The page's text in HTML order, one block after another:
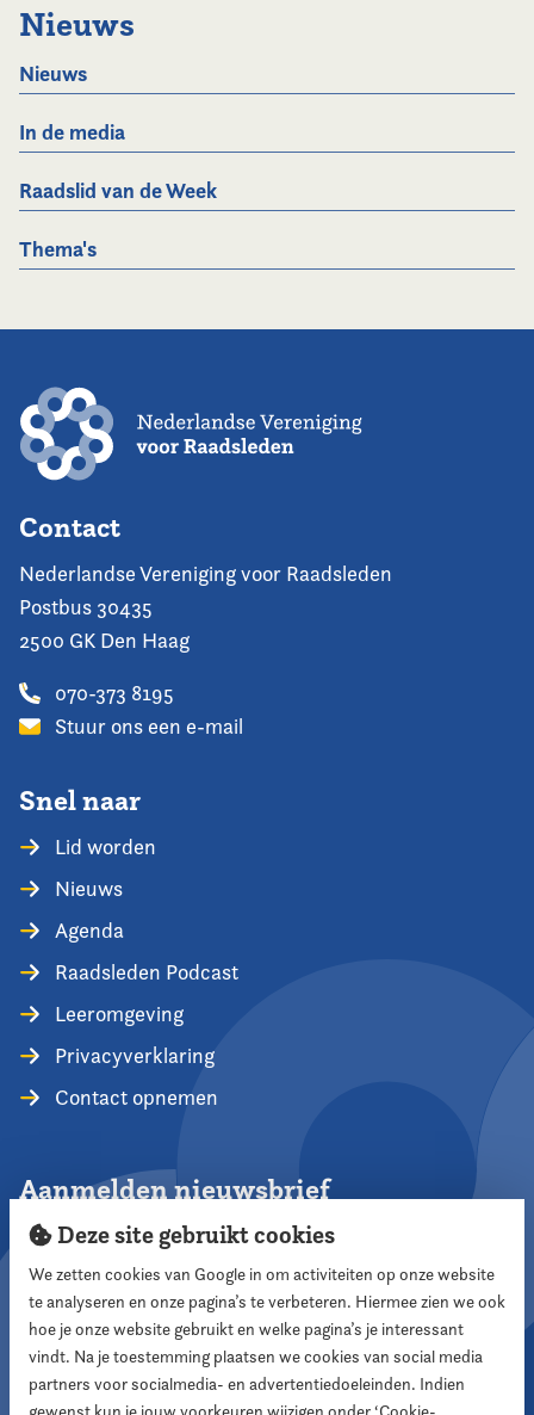
Nieuws
Nieuws
In de media
Raadslid van de Week
Thema's
Contact
Nederlandse Vereniging voor Raadsleden
Postbus 30435
2500 GK Den Haag
070-373 8195
Stuur ons een e-mail
Snel naar
Lid worden
Nieuws
Agenda
Raadsleden Podcast
Leeromgeving
Privacyverklaring
Contact opnemen
Aanmelden nieuwsbrief
Aanmelden
Volg ons
Deze site gebruikt cookies
We zetten cookies van Google in om activiteiten op onze website
te analyseren en onze pagina’s te verbeteren. Hiermee zien we ook
hoe je onze website gebruikt en welke pagina’s je interessant
vindt. Na je toestemming plaatsen we cookies van social media
partners voor socialmedia- en advertentiedoeleinden. Indien